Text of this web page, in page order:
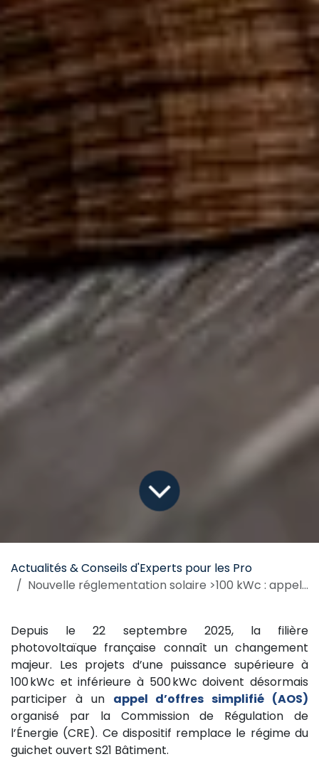
Actualités & Conseils d'Experts pour les Pro
Nouvelle réglementation solaire >100 kWc : appels d’offres simplifiés 2025
Depuis le 22 septembre 2025, la filière
photovoltaïque française connaît un changement
majeur. Les projets d’une puissance supérieure à
100 kWc et inférieure à 500 kWc doivent désormais
participer à un appel d’offres simplifié (AOS)
organisé par la Commission de Régulation de
l’Énergie (CRE). Ce dispositif remplace le régime du
guichet ouvert S21 Bâtiment.